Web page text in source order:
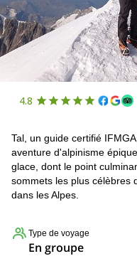
4.8
Tal, un guide certifié
aventure d'alpinisme
glace, dont le point
sommets les plus célèbres
dans les Alpes.
Type de voyage
En groupe